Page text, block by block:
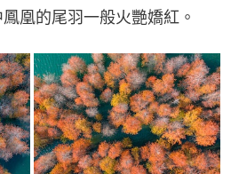
凰的尾羽一般火艷嬌紅。